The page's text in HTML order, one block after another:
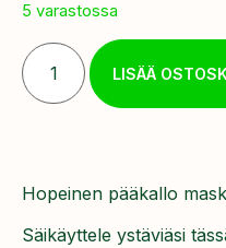
5 varastossa
LISÄÄ
Hopeinen pääkallo
Säikäyttele ystäviäsi